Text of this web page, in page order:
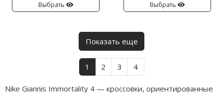
Выбрать Выбрать
Показать еще
1 2 3 4
Nike Giannis Immortality 4 — кроссовки, ориентированные